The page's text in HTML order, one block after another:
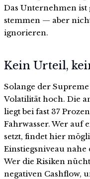
Das Unternehmen ist
stemmen — aber
ignorieren.
Kein Urteil,
Solange der
Volatilität hoch. Die
liegt bei fast 37
Fahrwasser. Wer auf
setzt, findet hier
Einstiegsniveau
Wer die Risiken
negativen Cashflow,